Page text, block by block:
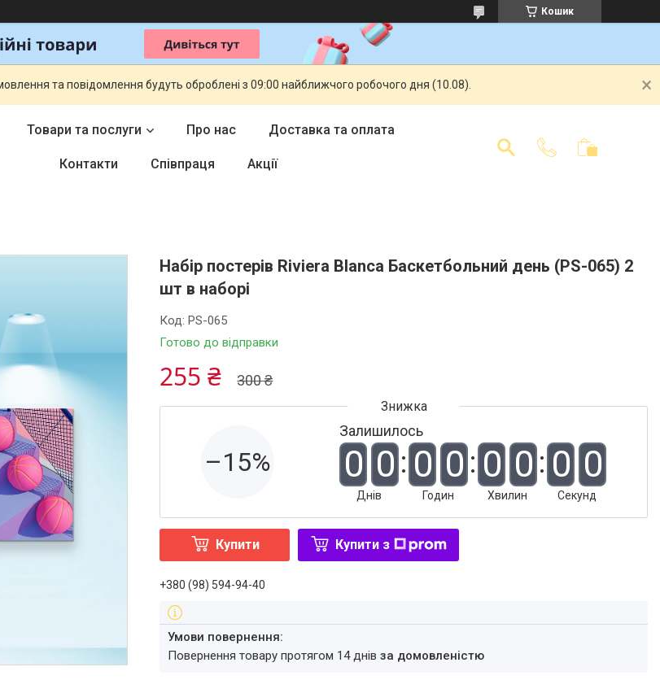
Кошик
та повідомлення будуть оброблені з 09:00 найближчого робочого дня (10.08).
Товари та послуги Про нас Доставка та оплата
Контакти Співпраця Акції
Набір постерів Riviera Blanca Баскетбольний день (PS-065) 2
шт в наборі
Готово до відправки
Код:PS-065
300 ₴
255 ₴
–15%
Залишилось
0 0
Днів
0 0
Годин
0 0
Хвилин
0 0
Секунд
Купити Купити з
+380 (98) 594-94-40
повернення товару протягом 14 днівза домовленістю